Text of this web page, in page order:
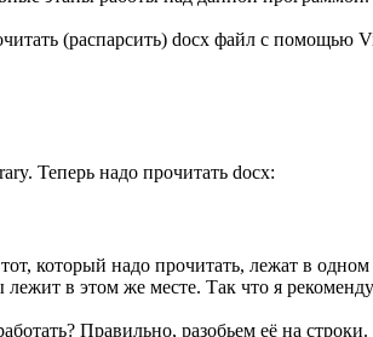
(распарсить) docx файл с помощью
Теперь надо прочитать docx:
который надо прочитать, лежат в одном
в этом же месте. Так что я
Правильно, разобьем её на строки.